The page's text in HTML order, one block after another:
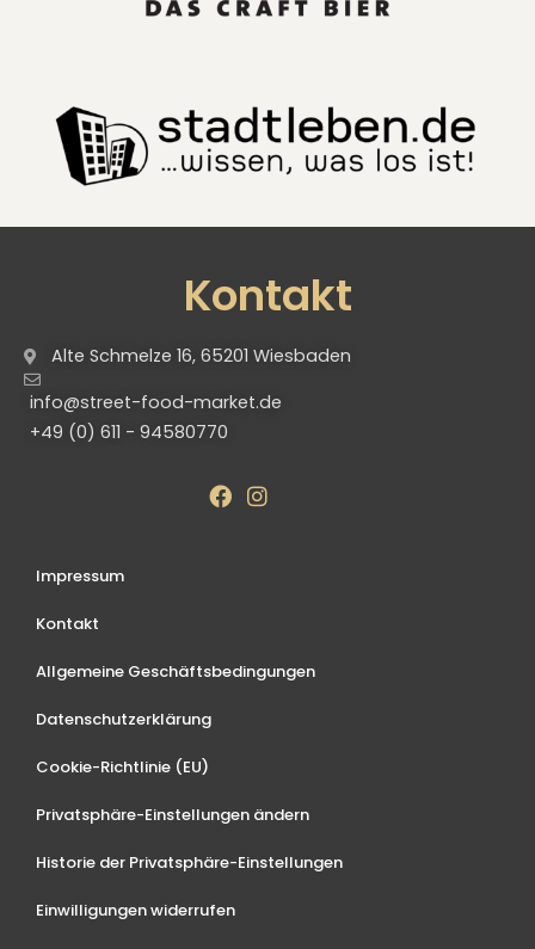
Kontakt
Alte Schmelze 16, 65201 Wiesbaden
info@street-food-market.de
+49 (0) 611 - 94580770
Impressum
Kontakt
Allgemeine Geschäftsbedingungen
Datenschutzerklärung
Cookie-Richtlinie (EU)
Privatsphäre-Einstellungen ändern
Historie der Privatsphäre-Einstellungen
Einwilligungen widerrufen